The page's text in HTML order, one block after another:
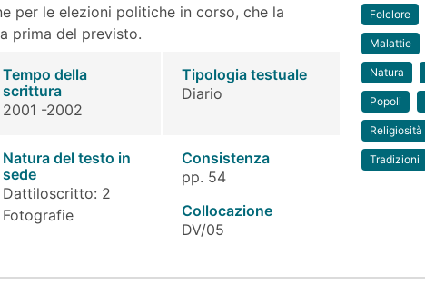
per le elezioni politiche in corso, che la
prima del previsto.
Tempo della
scrittura
2001 -2002
Tipologia testuale
Diario
Natura del testo in
sede
Dattiloscritto: 2
Fotografie
Consistenza
pp. 54
Collocazione
DV/05
Folclore
Malattie
Natura
Popoli
Religiosità
Tradizioni